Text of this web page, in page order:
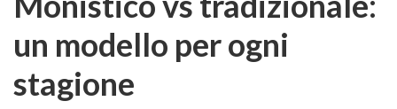
un modello per ogni
stagione